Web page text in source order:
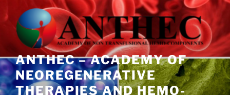
al
contenuto
ANTHEC – ACADEMY OF
NEOREGENERATIVE
THERAPIES AND HEMO-